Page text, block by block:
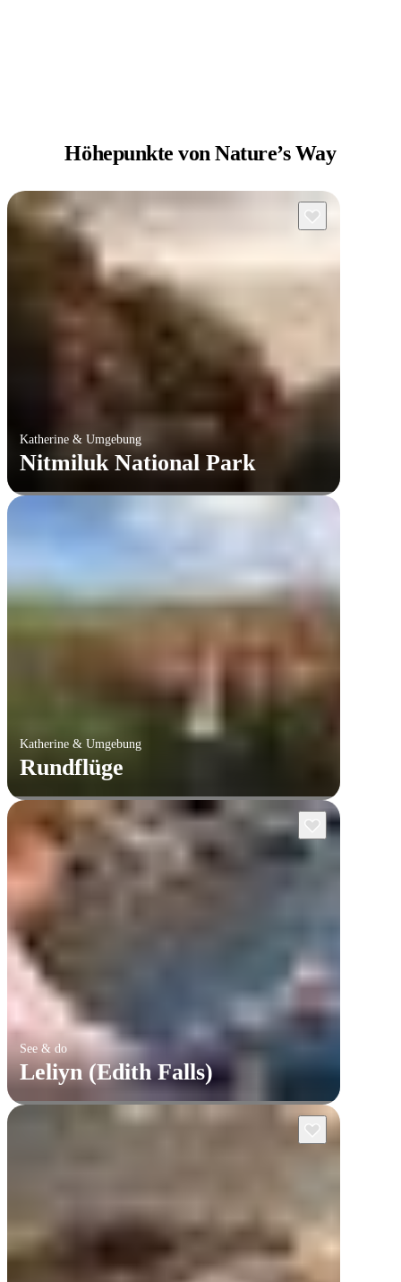
Höhepunkte vonNature’s Way
Katherine & Umgebung
Nitmiluk National Park
Katherine & Umgebung
Rundflüge
See & do
Leliyn (Edith Falls)